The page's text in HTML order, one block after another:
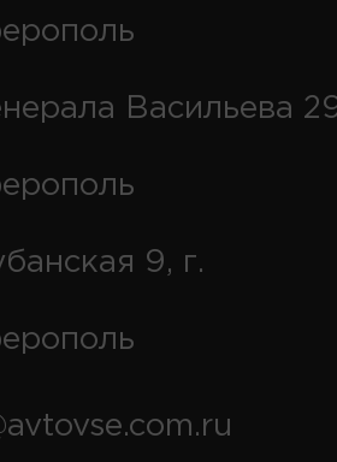
Васильева
9, г.